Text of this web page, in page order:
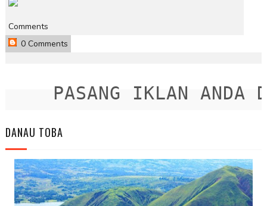
Comments
0 Comments
PASANG IKLAN ANDA
DANAU TOBA